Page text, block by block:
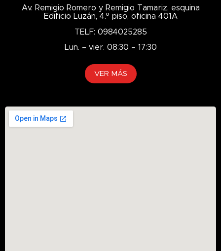
Av. Remigio Romero y Remigio Tamariz, esquina
Edificio Luzán, 4.º piso, oficina 401A
TELF: 0984025285
Lun. – vier. 08:30 – 17:30
VER MÁS